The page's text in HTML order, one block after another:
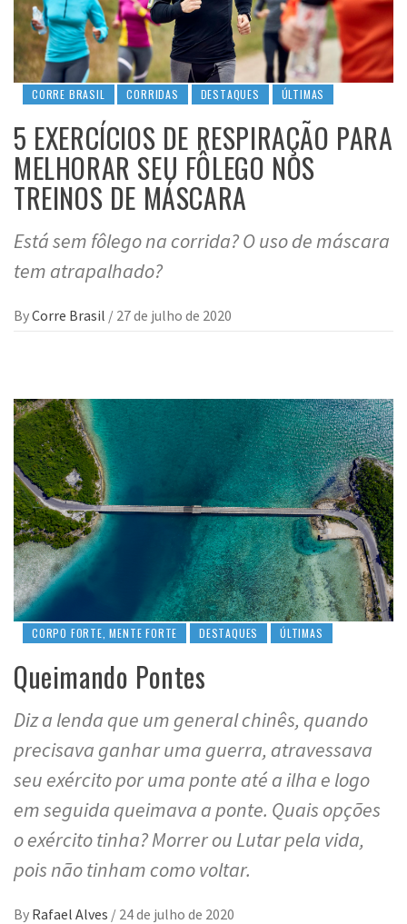
CORRE BRASIL CORRIDAS DESTAQUES ÚLTIMAS
5 EXERCÍCIOS DE RESPIRAÇÃO PARA
MELHORAR SEU FÔLEGO NOS
TREINOS DE MÁSCARA
Está sem fôlego na corrida? O uso de máscara
tem atrapalhado?
ByCorre Brasil / 27 de julho de 2020
CORPO FORTE, MENTE FORTE DESTAQUES ÚLTIMAS
Queimando Pontes
Diz a lenda que um general chinês, quando
precisava ganhar uma guerra, atravessava
seu exército por uma ponte até a ilha e logo
em seguida queimava a ponte. Quais opções
o exército tinha? Morrer ou Lutar pela vida,
pois não tinham como voltar.
By Rafael Alves / 24 de julho de 2020